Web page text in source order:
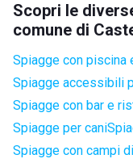
Scopri le
comune di
Spiagge con piscina
Spiagge accessibili
Spiagge con bar e
Spiagge per cani
Spiagge con campi